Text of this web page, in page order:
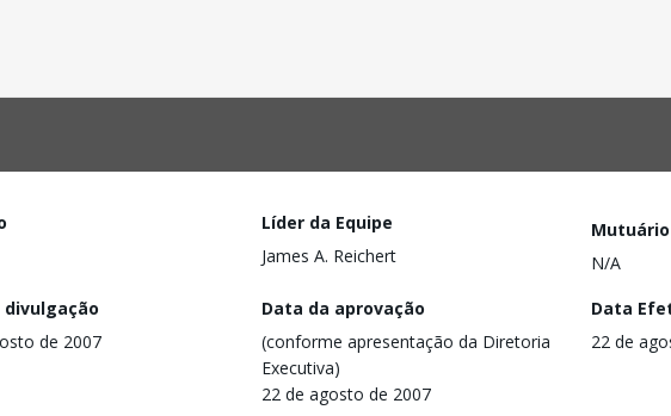
Líder da Equipe
James A. Reichert
Mutuário
N/A
divulgação
de 2007
Data da aprovação
(conforme apresentação da Diretoria
Executiva)
22 de agosto de 2007
Data
22 de